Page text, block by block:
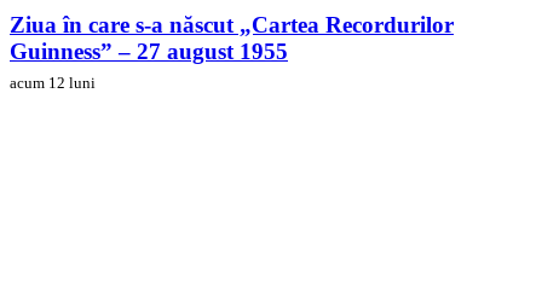
Ziua în care s-a născut „Cartea Recordurilor
Guinness” – 27 august 1955
acum 12 luni